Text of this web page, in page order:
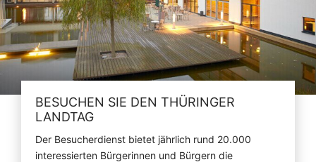
BESUCHEN SIE DEN THÜRINGER
LANDTAG
Der Besucherdienst bietet jährlich rund 20.000
interessierten Bürgerinnen und Bürgern die